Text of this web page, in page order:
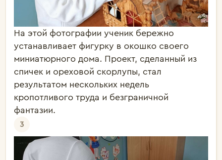
На этой фотографии ученик бережно
устанавливает фигурку в окошко своего
миниатюрного дома. Проект, сделанный из
спичек и ореховой скорлупы, стал
результатом нескольких недель
кропотливого труда и безграничной
фантазии.
3